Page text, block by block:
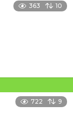
363 10
722 9